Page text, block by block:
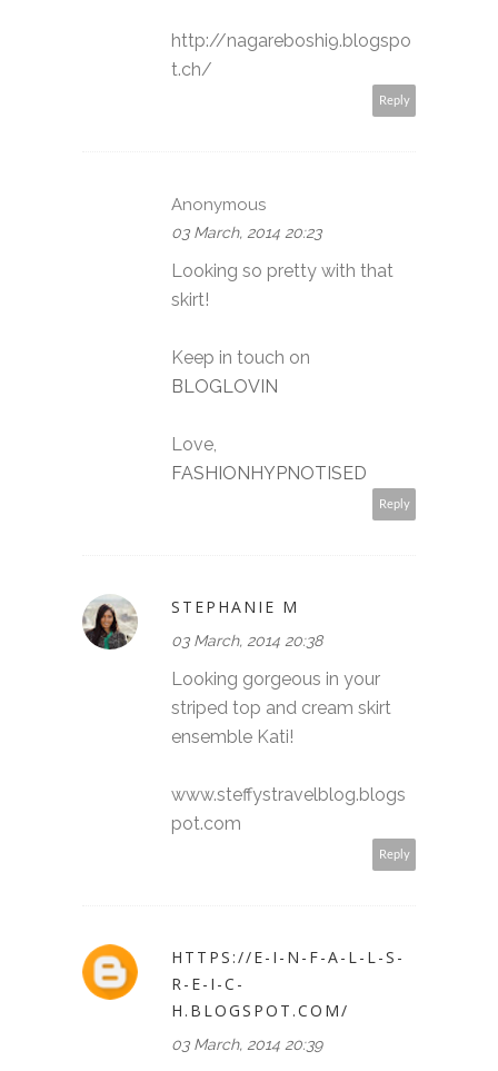
http://nagareboshi9.blogspo
t.ch/
Reply
Anonymous
03 March, 2014 20:23
Looking so pretty with that
skirt!
Keep in touch on
BLOGLOVIN
Love,
FASHIONHYPNOTISED
Reply
STEPHANIE M
03 March, 2014 20:38
Looking gorgeous in your
striped top and cream skirt
ensemble Kati!
www.steffystravelblog.blogs
pot.com
Reply
HTTPS://E-I-N-F-A-L-L-S-
R-E-I-C-
H.BLOGSPOT.COM/
03 March, 2014 20:39